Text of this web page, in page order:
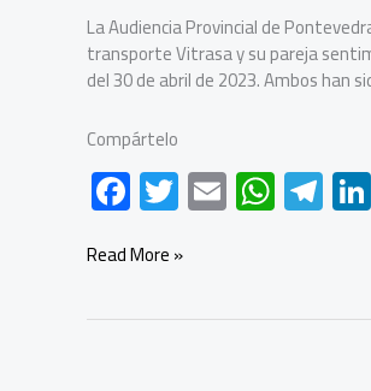
La Audiencia Provincial de
transporte Vitrasa y su pareja
del 30 de abril de 2023. Ambos han
Compártelo
F
ac
e
b
o
T
wi
tt
er
E
m
W
h
s
A
Te
le
a
m
Condenados
Read More »